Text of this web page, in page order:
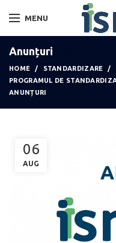
MENU
Anunțuri
HOME
STANDARDIZARE
PROGRAMUL DE
ANUNȚURI
06
AUG